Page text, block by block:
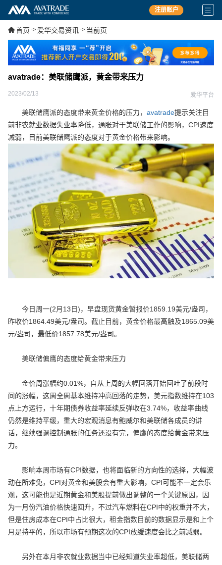
注册账户
首页 -> 爱华交易资讯 -> 当前页
avatrade：美联储鹰派，黄金带来压力
2023/02/13 爱华平台
美联储鹰派的态度带来黄金价格的压力， avatrade提示关注目
前非农就业数据失业率降低，通胀对于美联储工作的影响，CPI速度
减弱，目前美联储鹰派的态度对于黄金价格带来影响。
今日周一(2月13日)，早盘现货黄金暂报价1859.19美元/盎司，
昨收价1864.49美元/盎司。截止目前，黄金价格最高触及1865.09美
元/盎司，最低价1857.78美元/盎司。
美联储偏鹰的态度给黄金带来压力
金价周涨幅约0.01%，自从上周的大幅回落开始回吐了前段时
间的涨幅，这周全周基本维持冲高回落的走势，美元指数维持在103
点上方运行，十年期债券收益率延续反弹收在3.74%，收益率曲线
仍然是维持平缓，重大的宏观消息有鲍威尔和美联储各成员的讲
话，继续强调控制通胀的任务还没有完，偏鹰的态度给黄金带来压
力。
影响本周市场有CPI数据，也将面临新的方向性的选择，大幅波
动在所难免，CPI对黄金和美股会有重大影响，CPI可能不一定会乐
观，这可能也是近期黄金和美股提前做出调整的一个关键原因，因
为一月份汽油价格快速回升，不过汽车燃料在CPI中的权重并不大，
但是住房成本在CPI中占比很大，租金指数目前的数据显示是和上个
月是持平的，所以市场有预期这次的CPI放缓速度会比之前减弱。
另外在本月非农就业数据当中已经知道失业率超低，美联储两